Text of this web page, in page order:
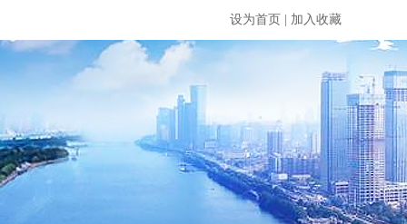
设为首页 加入收藏